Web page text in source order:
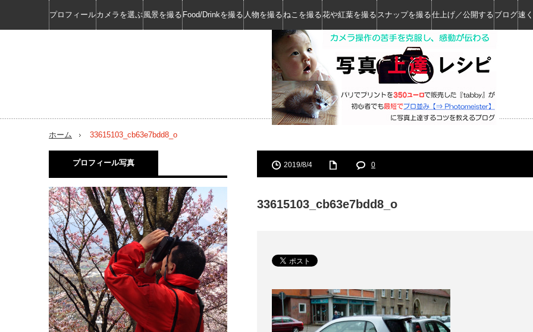
プロフィールカメラを選ぶ風景を撮る Food/Drinkを撮る 人物を撮るねこを撮る花や紅葉を撮る スナップを撮る仕上げ／公開する ブログ速
ホーム 33615103_cb63e7bdd8_o
2019/8/4 0
33615103_cb63e7bdd8_o
プロフィール写真